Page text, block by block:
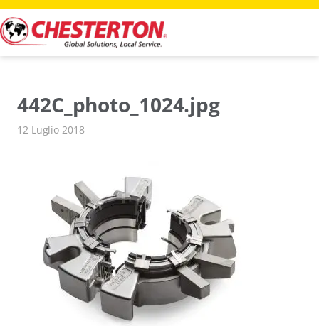
Vai
al
contenuto
442C_photo_1024.jpg
12 Luglio 2018